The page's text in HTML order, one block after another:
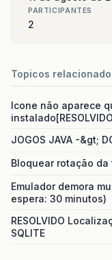
PARTICIPANTES
2
Topicos
Icone não aparece
JOGOS JAVA -&gt;
Bloquear rotação da
Emulador demora
espera: 30 minutos)
RESOLVIDO
SQLITE